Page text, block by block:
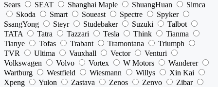
Sears
SEAT Shanghai Maple ShuangHuan
Simca
Skoda
Smart Soueast Spectre
Spyker
SsangYong
Steyr Studebaker Suzuki
Talbot
TATA
Tatra Tazzari Tesla Think
Tianma
Tianye
Tofas Trabant Tramontana
Triumph
TVR
Ultima Vauxhall Vector
Venturi
Volkswagen
Volvo Vortex W Motors
Wanderer
Wartburg
Westfield Wiesmann Willys
Xin Kai
Xpeng
Yulon Zastava Zenos Zenvo
Zibar